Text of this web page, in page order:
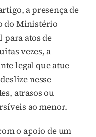
a presença de
do Ministério
atos de
vezes, a
legal que atue
nesse
atrasos ou
ao menor.
o apoio de um